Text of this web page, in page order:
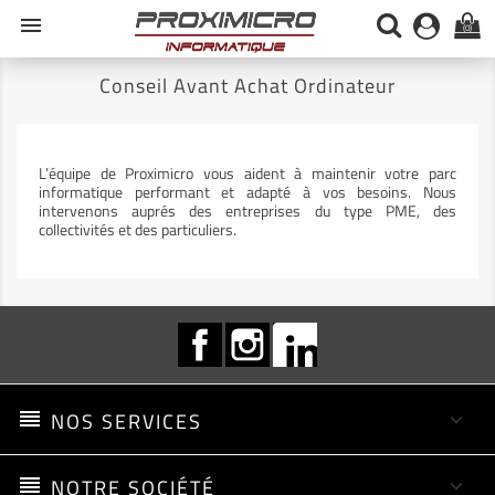
menu (0)
Conseil Avant Achat Ordinateur
L’équipe de Proximicro vous aident à maintenir votre parc
informatique performant et adapté à vos besoins. Nous
intervenons auprés des entreprises du type PME, des
collectivités et des particuliers.
FacebookInstagram
reorder NOS SERVICES keyboard_arrow_down
reorder NOTRE SOCIÉTÉ keyboard_arrow_down